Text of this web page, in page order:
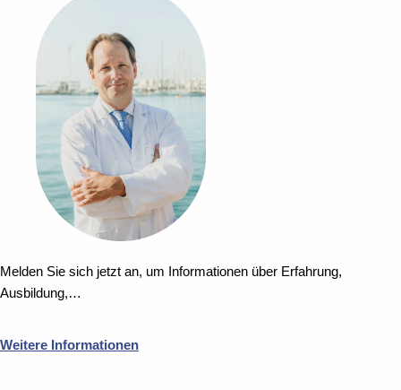
Melden Sie sich jetzt an, um Informationen über Erfahrung,
Ausbildung,…
Weitere Informationen